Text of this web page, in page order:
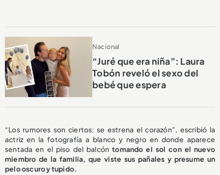
Nacional
“Juré que era niña”: Laura
Tobón reveló el sexo del
bebé que espera
“Los rumores son ciertos: se estrena el corazón”, escribió la
actriz en la fotografía a blanco y negro en donde aparece
sentada en el piso del balcóntomando el sol con el nuevo
miembro de la familia, que viste sus pañales y presume un
pelo oscuro y tupido.